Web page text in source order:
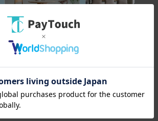
83cm
85cm
66cm
18cm